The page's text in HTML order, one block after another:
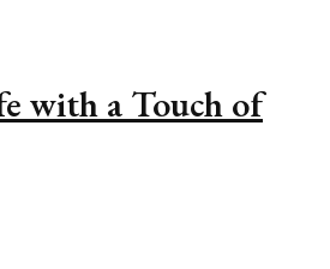
with a Touch of